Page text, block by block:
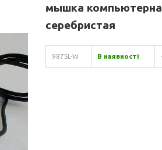
мышка
серебристая
987SL-W В наявності